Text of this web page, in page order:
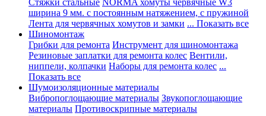
Стяжки стальные NORMA хомуты червячные W3
ширина 9 мм. с постоянным натяжением, с пружиной
Лента для червячных хомутов и замки ... Показать все
Шиномонтаж
Грибки для ремонта Инструмент для шиномонтажа
Резиновые заплатки для ремонта колес Вентили,
ниппели, колпачки Наборы для ремонта колес ...
Показать все
Шумоизоляционные материалы
Вибропоглощающие материалы Звукопоглощающие
материалы Противоскрипные материалы